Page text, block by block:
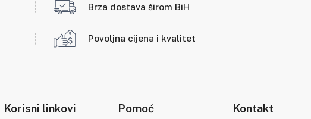
Brza dostava širom BiH
Povoljna cijena i kvalitet
Korisni linkovi Pomoć Kontakt